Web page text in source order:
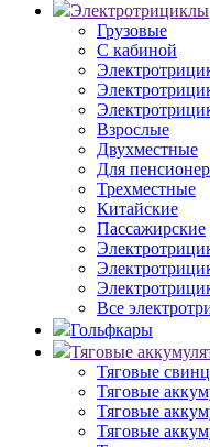
Электротрициклы
Грузовые
С кабиной
Взрослые
Двухместные
Для
Трехместные
Китайские
Пассажирские
Все
Гольфкары
Тяговые
Тяговые
Тяговые
Тяговые
Тяговые